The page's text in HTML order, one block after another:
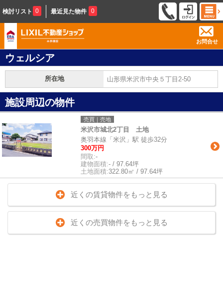
検討リスト 0 最近見た物件 0
お問合せ
ウェルシア
所在地 山形県米沢市中央５丁目2-50
施設周辺の物件
売買｜売地
米沢市城北2丁目 土地
奥羽本線「米沢」駅 徒歩32分
300万円
間取:-
建物面積:- / 97.64坪
土地面積:322.80㎡ / 97.64坪
近くの賃貸物件をもっと見る
近くの売買物件をもっと見る